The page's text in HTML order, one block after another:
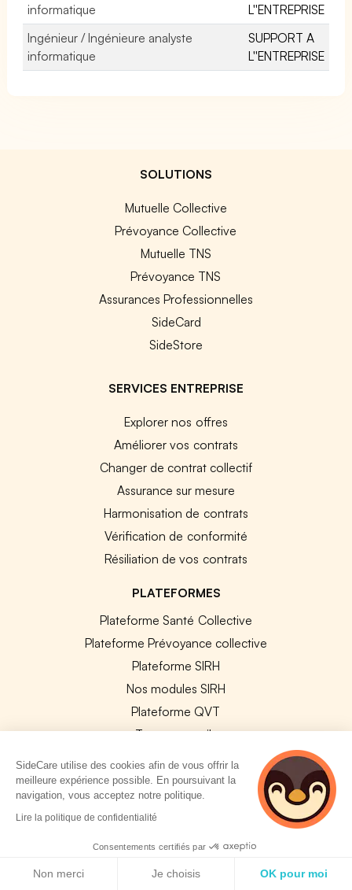
informatique
L''ENTREPRISE
Ingénieur / Ingénieure analyste
informatique
SUPPORT A
L''ENTREPRISE
SOLUTIONS
Mutuelle Collective
Prévoyance Collective
Mutuelle TNS
Prévoyance TNS
Assurances Professionnelles
SideCard
SideStore
SERVICES ENTREPRISE
Explorer nos offres
Améliorer vos contrats
Changer de contrat collectif
Assurance sur mesure
Harmonisation de contrats
Vérification de conformité
Résiliation de vos contrats
PLATEFORMES
Plateforme Santé Collective
Plateforme Prévoyance collective
Plateforme SIRH
Nos modules SIRH
Plateforme QVT
Tous nos outils
RESSOURCES RH
Notre Blog
Guides Entreprises
Les conventions collectives
SideCare utilise des cookies afin de vous offrir la
meilleure expérience possible. En poursuivant la
navigation, vous acceptez notre politique.
Lire la politique de confidentialité
Consentements certifiés par
Non merci Je choisis OK pour moi
3 personnes
consultent
actuellement cette